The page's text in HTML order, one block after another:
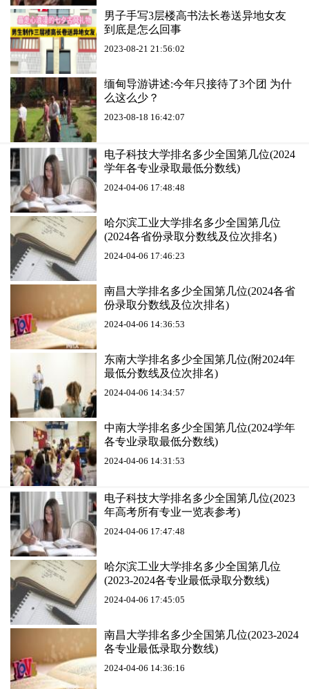
男子手写3层楼高书法长卷送异地女友
到底是怎么回事
2023-08-21 21:56:02
缅甸导游讲述:今年只接待了3个团 为什
么这么少？
2023-08-18 16:42:07
电子科技大学排名多少全国第几位(2024
学年各专业录取最低分数线)
2024-04-06 17:48:48
哈尔滨工业大学排名多少全国第几位
(2024各省份录取分数线及位次排名)
2024-04-06 17:46:23
南昌大学排名多少全国第几位(2024各省
份录取分数线及位次排名)
2024-04-06 14:36:53
东南大学排名多少全国第几位(附2024年
最低分数线及位次排名)
2024-04-06 14:34:57
中南大学排名多少全国第几位(2024学年
各专业录取最低分数线)
2024-04-06 14:31:53
电子科技大学排名多少全国第几位(2023
年高考所有专业一览表参考)
2024-04-06 17:47:48
哈尔滨工业大学排名多少全国第几位
(2023-2024各专业最低录取分数线)
2024-04-06 17:45:05
南昌大学排名多少全国第几位(2023-2024
各专业最低录取分数线)
2024-04-06 14:36:16